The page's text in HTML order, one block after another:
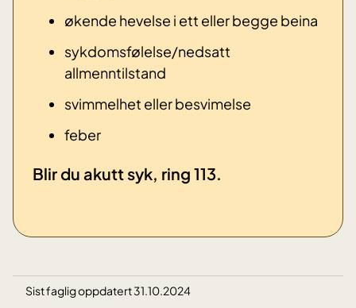
økende hevelse i ett eller begge beina
sykdomsfølelse/nedsatt
allmenntilstand
svimmelhet eller besvimelse
​feber
​Blir du akutt syk, ring 113.
Sist faglig oppdatert 31.10.2024